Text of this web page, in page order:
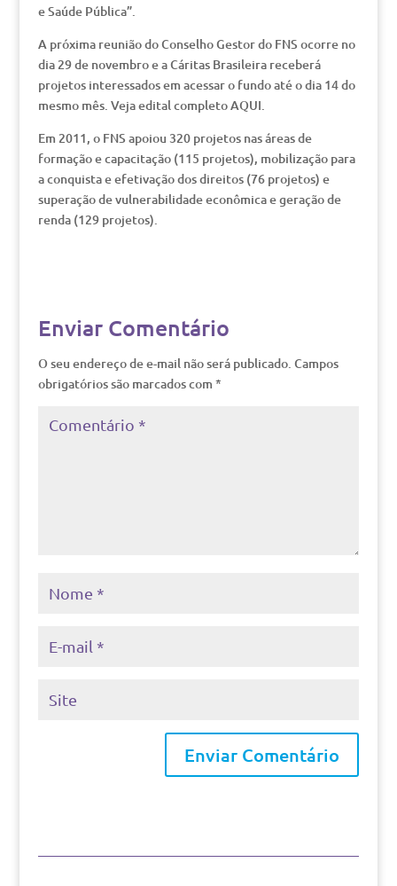
e Saúde Pública”.
A próxima reunião do Conselho Gestor do FNS ocorre no
dia 29 de novembro e a Cáritas Brasileira receberá
projetos interessados em acessar o fundo até o dia 14 do
mesmo mês. Veja edital completo AQUI.
Em 2011, o FNS apoiou 320 projetos nas áreas de
formação e capacitação (115 projetos), mobilização para
a conquista e efetivação dos direitos (76 projetos) e
superação de vulnerabilidade econômica e geração de
renda (129 projetos).
Enviar Comentário
O seu endereço de e-mail não será publicado. Campos
obrigatórios são marcados com *